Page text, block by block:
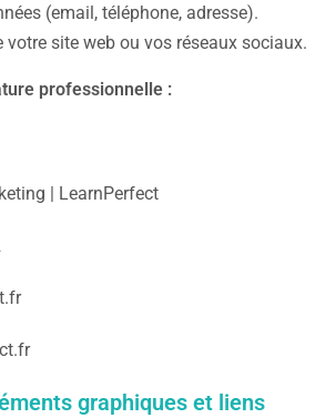
(email, téléphone, adresse).
votre site web ou vos réseaux sociaux.
professionnelle :
| LearnPerfect
graphiques et liens